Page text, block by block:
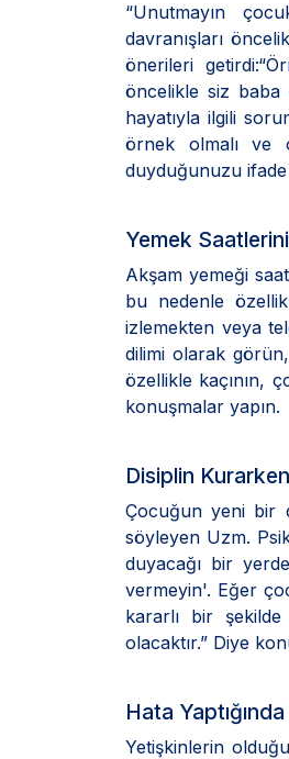
“Unutmayın
davranışları
önerileri
öncelikle siz baba
hayatıyla ilgili
örnek olmalı ve
duyduğunuzu
Yemek
Akşam yemeği
bu nedenle
izlemekten veya
dilimi olarak
özellikle kaçının,
konuşmalar yapın.
Disiplin
Çocuğun yeni bir
söyleyen Uzm.
duyacağı bir
vermeyin'. Eğer
kararlı bir
olacaktır.” Diye
Hata
Yetişkinlerin